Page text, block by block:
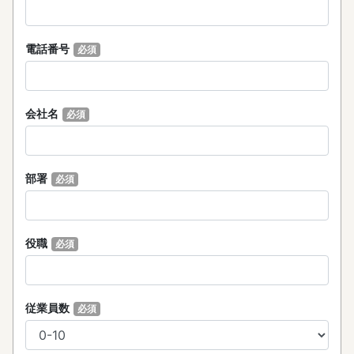
電話番号 必須
会社名 必須
部署 必須
役職 必須
従業員数 必須